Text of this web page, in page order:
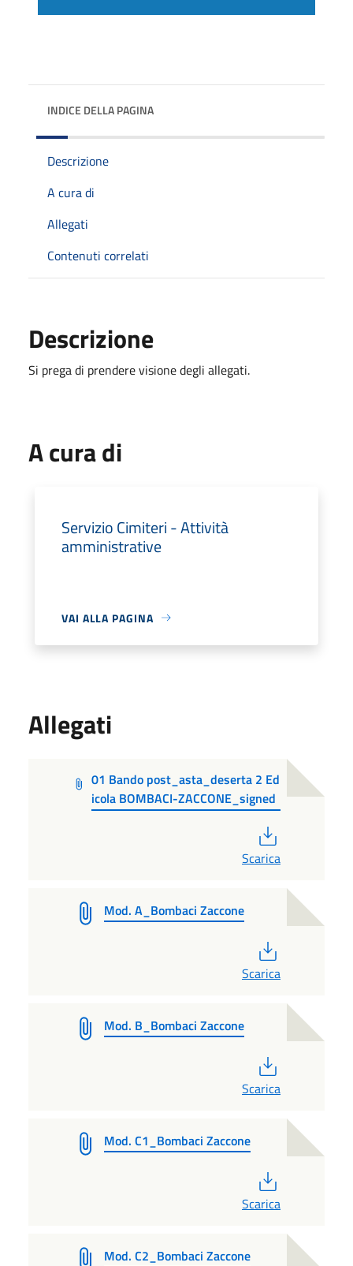
INDICE DELLA PAGINA
Descrizione
A cura di
Allegati
Contenuti correlati
Descrizione
Si prega di prendere visione degli allegati.
A cura di
Servizio Cimiteri - Attività
amministrative
VAI ALLA PAGINA
Allegati
01 Bando post_asta_deserta 2 Ed
icola BOMBACI-ZACCONE_signed
Scarica
Mod. A_Bombaci Zaccone
Scarica
Mod. B_Bombaci Zaccone
Scarica
Mod. C1_Bombaci Zaccone
Scarica
Mod. C2_Bombaci Zaccone